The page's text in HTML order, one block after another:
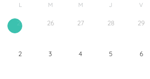
L M M J V
25 26 27 28 29
2 3 4 5 6